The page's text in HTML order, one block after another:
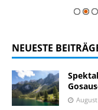
NEUESTE